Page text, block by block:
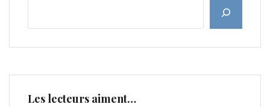
Les lecteurs aiment…